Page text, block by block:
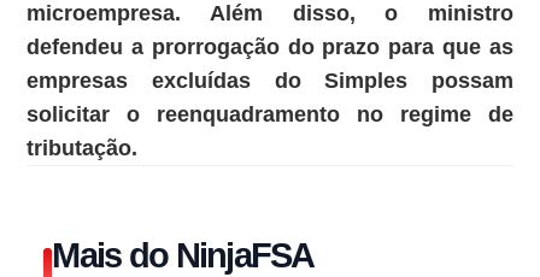
microempresa. Além disso, o ministro
defendeu a prorrogação do prazo para que as
empresas excluídas do Simples possam
solicitar o reenquadramento no regime de
tributação.
Mais do NinjaFSA